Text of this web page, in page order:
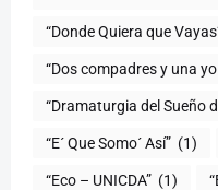
“Donde Quiera que
“Dos compadres y una
“Dramaturgia del Sueño
“E´ Que Somo´ Así” (1)
“Eco – UNICDA” (1)